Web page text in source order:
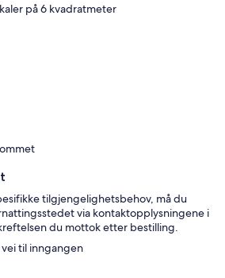
på 6 kvadratmeter
tilgjengelighetsbehov, må du
via kontaktopplysningene i
du mottok etter bestilling.
til inngangen